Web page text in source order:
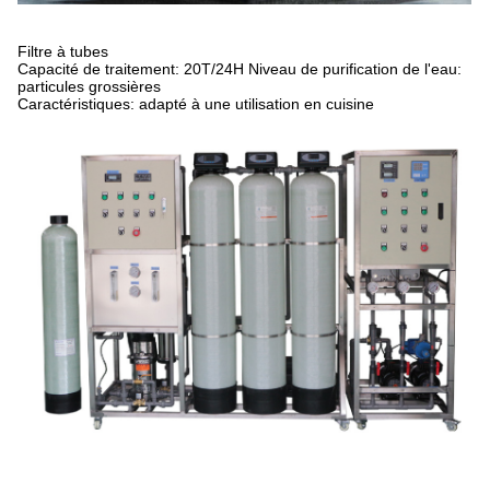
Filtre à tubes
Capacité de traitement: 20T/24H Niveau de purification de l'eau:
particules grossières
Caractéristiques: adapté à une utilisation en cuisine